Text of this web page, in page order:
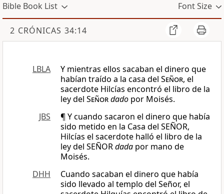
Bible Book List Font Size
2 CRÓNICAS 34:14
LBLA
Y mientras ellos sacaban el dinero que
habían traído a la casa del Señor, el
sacerdote Hilcías encontró el libro de la
ley del Señordado por Moisés.
JBS
¶ Y cuando sacaron el dinero que había
sido metido en la Casa del SEÑOR,
Hilcías el sacerdote halló el libro de la
ley del SEÑORdada por mano de
Moisés.
DHH
Cuando sacaban el dinero que había
sido llevado al templo del Señor, el